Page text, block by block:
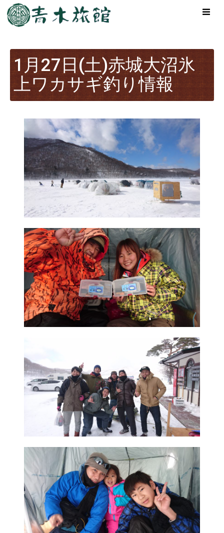
1月27日(土)赤城大沼氷
上ワカサギ釣り情報